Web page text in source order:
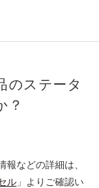
のステータ
？
などの詳細は、
ル 」よりご確認い